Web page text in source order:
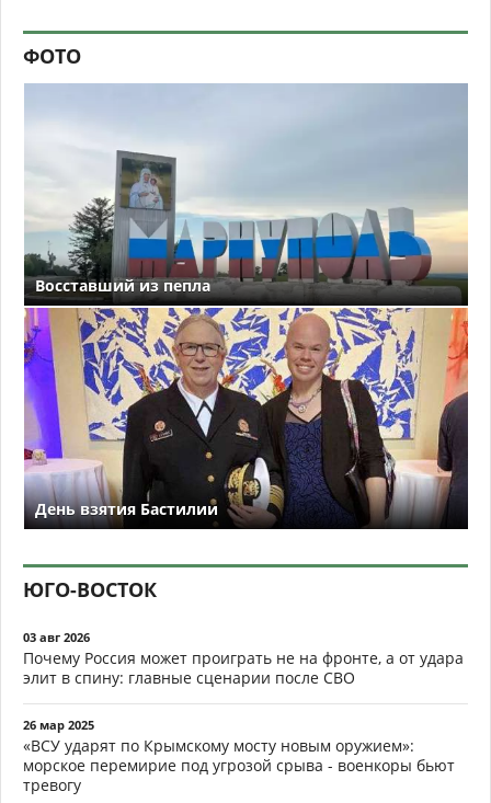
ФОТО
Восставший из пепла
День взятия Бастилии
ЮГО-ВОСТОК
03 авг 2026
Почему Россия может проиграть не на фронте, а от удара
элит в спину: главные сценарии после СВО
26 мар 2025
«ВСУ ударят по Крымскому мосту новым оружием»:
морское перемирие под угрозой срыва - военкоры бьют
тревогу